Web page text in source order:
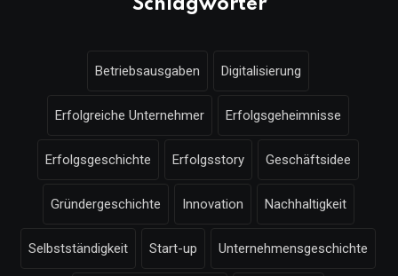
Schlagwörter
Betriebsausgaben Digitalisierung
Erfolgreiche Unternehmer Erfolgsgeheimnisse
Erfolgsgeschichte Erfolgsstory Geschäftsidee
Gründergeschichte Innovation Nachhaltigkeit
Selbstständigkeit Start-up Unternehmensgeschichte